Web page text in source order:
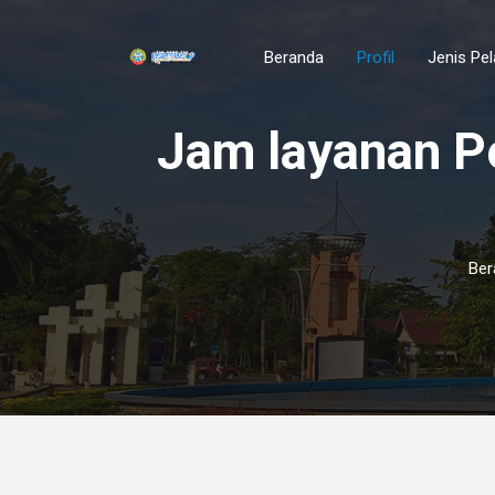
Beranda Profil Jenis
Jam layanan